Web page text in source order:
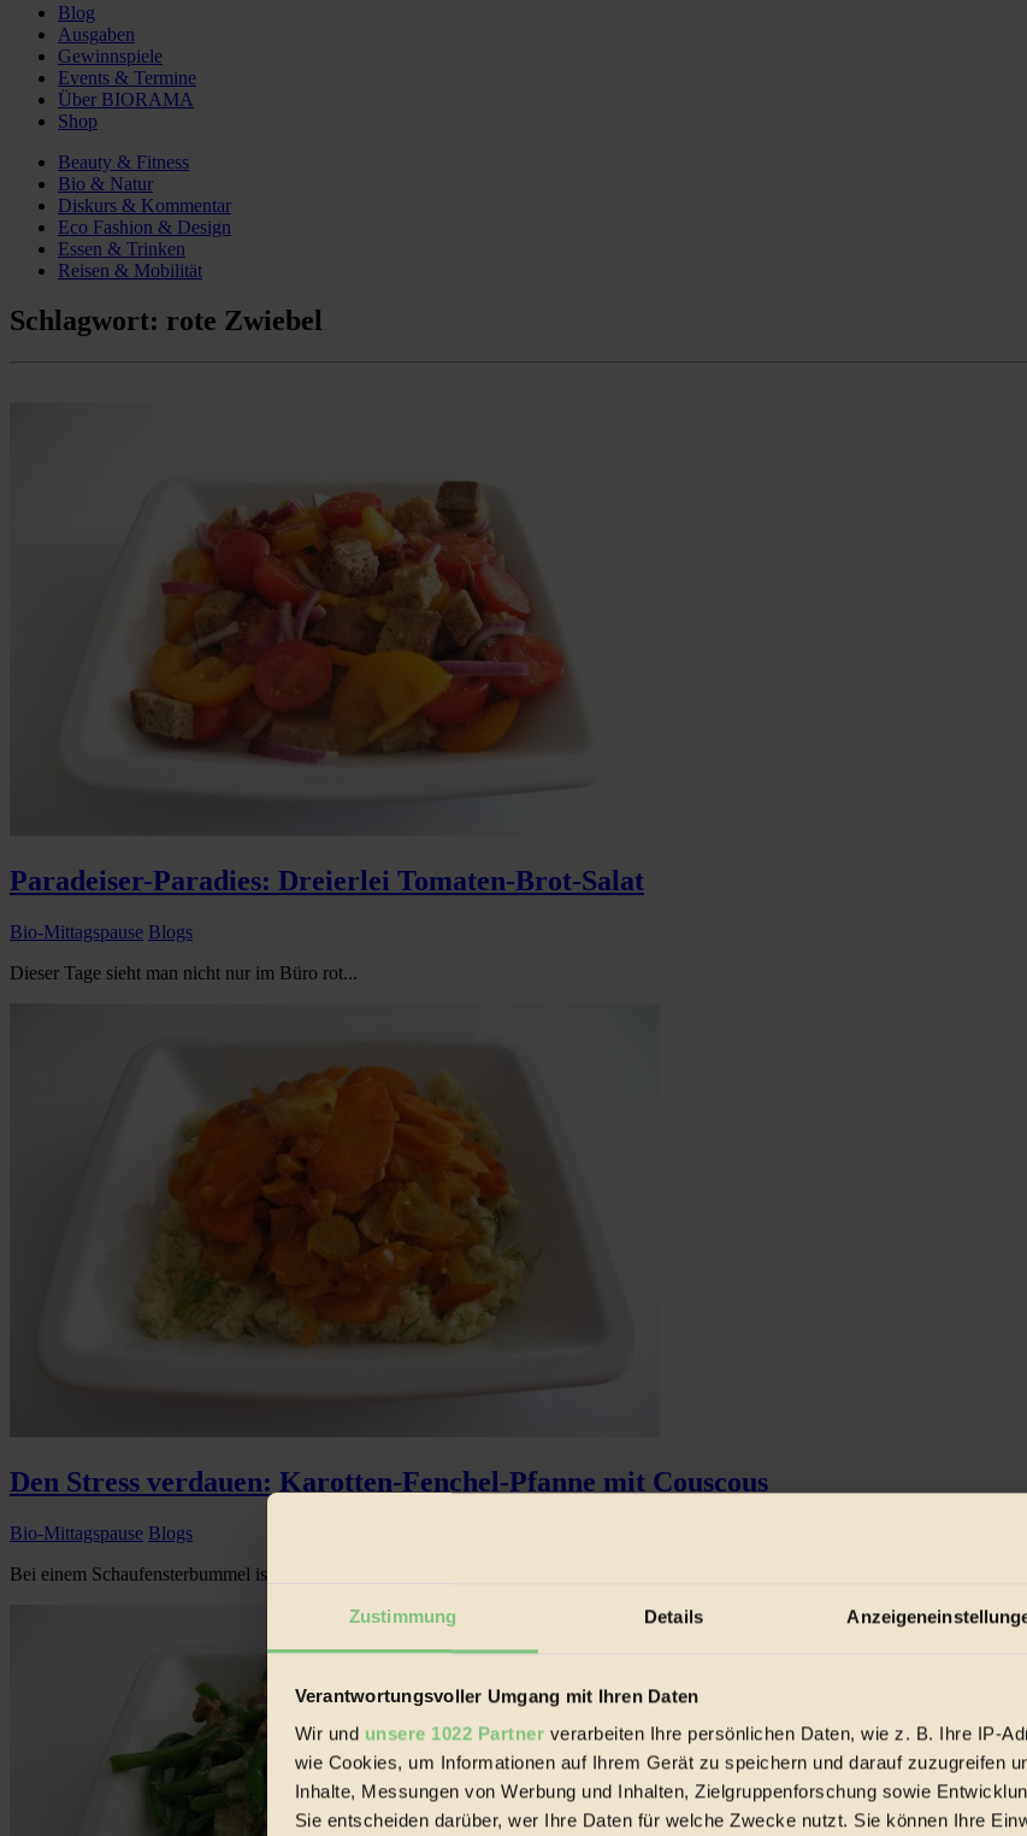
Zustimmung Details
Verantwortungsvoller Umgang mit Ihren Daten
Wir und unsere 1022 Partner verarbeiten Ihre persönlichen Daten, wie z. B. Ihre IP-
wie Cookies, um Informationen auf Ihrem Gerät zu speichern und darauf zuzugreifen
Inhalte, Messungen von Werbung und Inhalten, Zielgruppenforschung sowie
Sie entscheiden darüber, wer Ihre Daten für welche Zwecke nutzt. Sie können Ihre
Blog
Ausgaben
Gewinnspiele
Events & Termine
Über BIORAMA
Shop
Beauty & Fitness
Bio & Natur
Diskurs & Kommentar
Eco Fashion & Design
Essen & Trinken
Reisen & Mobilität
Schlagwort: rote Zwiebel
Paradeiser-Paradies: Dreierlei Tomaten-Brot-Salat
Bio-Mittagspause Blogs
Dieser Tage sieht man nicht nur im Büro rot...
Den Stress verdauen: Karotten-Fenchel-Pfanne mit Couscous
Bio-Mittagspause Blogs
Bei einem Schaufensterbummel ist mir letztens eine Karte mit dem Satz „It’s not what you eat that makes you ...